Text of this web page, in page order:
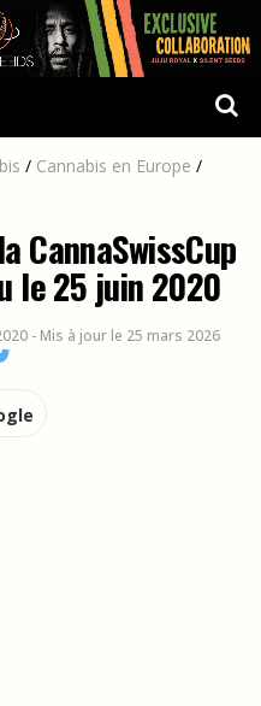
/ Cannabis en Europe /
CannaSwissCup
le 25 juin 2020
- Mis à jour le 25 mars 2026